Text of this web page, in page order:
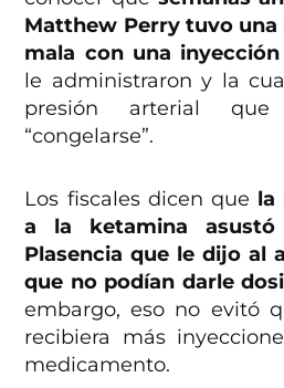
Matthew Perry tuvo
mala con una
le administraron y la
presión arterial
“congelarse”.
Los fiscales dicen que la
a la ketamina
Plasencia que le dijo al
que no podían darle
embargo, eso no evitó
recibiera más
medicamento.